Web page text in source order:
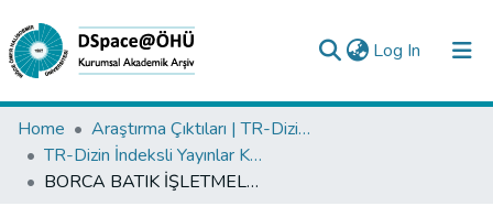
Log In (current)
Collections
All of DSpace
Home
Araştırma Çıktıları | TR-Dizin | WoS | Scopus | PubMed
TR-Dizin İndeksli Yayınlar Koleksiyonu
BORCA BATIK İŞLETMELERİN İFLASININ ERTELENMESİNDE İYİLEŞTİRME PROJESİNİN ÖNEMİ: MUHASEBE BAKIŞ AÇISIYLA BİR DEĞERLENDİRME